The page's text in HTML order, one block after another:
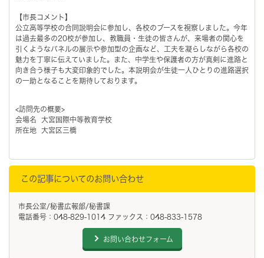
【市長コメント】
公立高等学校の合同説明会に参加し、各校のブースを視察しました。今年
は過去最多の20校が参加し、教職員・生徒の皆さんが、来場者の関心を
引くようなパネルの展示や参加型の企画など、工夫を凝らしながら各校の
魅力を丁寧に伝えていました。また、中学生や保護者の方が真剣に進路と
向き合う様子も大変印象的でした。本説明会が生徒一人ひとりの進路選択
の一助となることを期待しております。
<訪問先の概要>
会場名 大宮国際中等教育学校
所在地 大宮区三橋
この記事についてのお問い合わせ
市長公室/秘書広報部/秘書課
電話番号：048-829-1014 ファックス：048-833-1578
お問い合わせフォーム